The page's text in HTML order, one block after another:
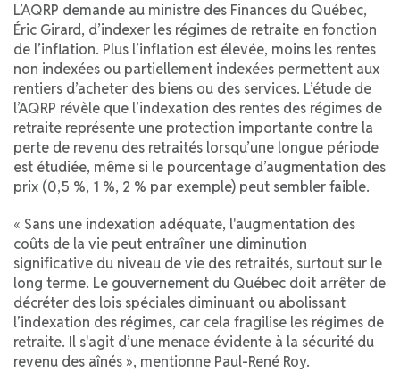
L’AQRP demande au ministre des Finances du Québec,
Éric Girard, d’indexer les régimes de retraite en fonction
de l’inflation. Plus l’inflation est élevée, moins les rentes
non indexées ou partiellement indexées permettent aux
rentiers d’acheter des biens ou des services. L’étude de
l’AQRP révèle que l’indexation des rentes des régimes de
retraite représente une protection importante contre la
perte de revenu des retraités lorsqu’une longue période
est étudiée, même si le pourcentage d’augmentation des
prix (0,5 %, 1 %, 2 % par exemple) peut sembler faible.
« Sans une indexation adéquate, l'augmentation des
coûts de la vie peut entraîner une diminution
significative du niveau de vie des retraités, surtout sur le
long terme. Le gouvernement du Québec doit arrêter de
décréter des lois spéciales diminuant ou abolissant
l’indexation des régimes, car cela fragilise les régimes de
retraite. Il s'agit d’une menace évidente à la sécurité du
revenu des aînés », mentionne Paul-René Roy.